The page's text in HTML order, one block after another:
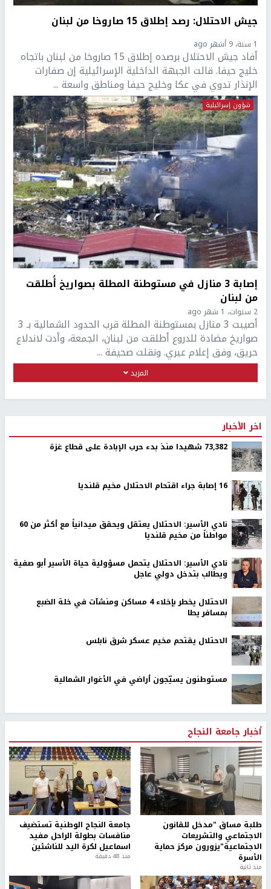
جيش الاحتلال: رصد إطلاق 15 صاروخا من لبنان
1 سنة، 9 أشهر ago
أفاد جيش الاحتلال برصده إطلاق 15 صاروخا من لبنان باتجاه
خليج حيفا. قالت الجبهة الداخلية الإسرائيلية إن صفارات
الإنذار تدوي في عكا وخليج حيفا ومناطق واسعة ...
شؤون إسرائيلية
إصابة 3 منازل في مستوطنة المطلة بصواريخ أُطلقت
من لبنان
2 سنوات، 1 شهر ago
أصيبت 3 منازل بمستوطنة المطلة قرب الحدود الشمالية بـ 3
صواريخ مضادة للدروع أطلقت من لبنان، الجمعة، وأدت لاندلاع
حريق، وفق إعلام عبري. ونقلت صحيفة ...
المزيد
اخر الأخبار
73,382 شهيدا منذ بدء حرب الإبادة على قطاع غزة
16 إصابة جراء اقتحام الاحتلال مخيم قلنديا
نادي الأسير: الاحتلال يعتقل ويحقق ميدانياً مع أكثر من 60
مواطناً من مخيم قلنديا
نادي الأسير: الاحتلال يتحمل مسؤولية حياة الأسير أبو صفية
ويطالب بتدخل دولي عاجل
الاحتلال يخطر بإخلاء 4 مساكن ومنشآت في خلة الضبع
بمسافر يطا
الاحتلال يقتحم مخيم عسكر شرق نابلس
مستوطنون يسيّجون أراضي في الأغوار الشمالية
أخبار جامعة النجاح
طلبة مساق "مدخل للقانون
الاجتماعي والتشريعات
الاجتماعية"يزورون مركز حماية
الأسرة
منذ ثانية
جامعة النجاح الوطنية تستضيف
منافسات بطولة الراحل مفيد
اسماعيل لكرة اليد للناشئين
منذ 48 دقيقة